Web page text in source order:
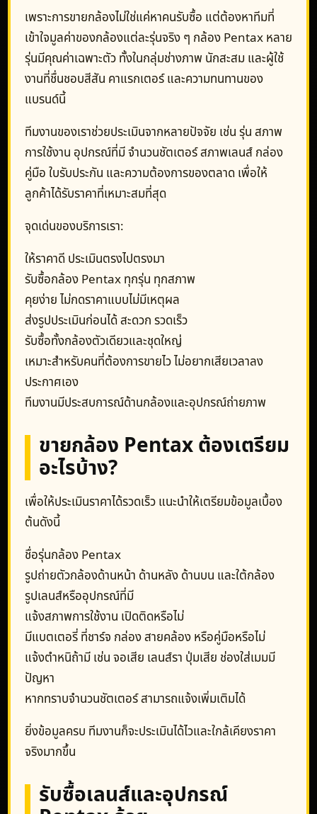
เพราะการขายกล้องไม่ใช่แค่หาคนรับซื้อ แต่ต้องหาทีมที่
เข้าใจมูลค่าของกล้องแต่ละรุ่นจริง ๆ กล้อง Pentax หลาย
รุ่นมีคุณค่าเฉพาะตัว ทั้งในกลุ่มช่างภาพ นักสะสม และผู้ใช้
งานที่ชื่นชอบสีสัน คาแรกเตอร์ และความทนทานของ
แบรนด์นี้
ทีมงานของเราช่วยประเมินจากหลายปัจจัย เช่น รุ่น สภาพ
การใช้งาน อุปกรณ์ที่มี จำนวนชัตเตอร์ สภาพเลนส์ กล่อง
คู่มือ ใบรับประกัน และความต้องการของตลาด เพื่อให้
ลูกค้าได้รับราคาที่เหมาะสมที่สุด
จุดเด่นของบริการเรา:
ให้ราคาดี ประเมินตรงไปตรงมา
รับซื้อกล้อง Pentax ทุกรุ่น ทุกสภาพ
คุยง่าย ไม่กดราคาแบบไม่มีเหตุผล
ส่งรูปประเมินก่อนได้ สะดวก รวดเร็ว
รับซื้อทั้งกล้องตัวเดียวและชุดใหญ่
เหมาะสำหรับคนที่ต้องการขายไว ไม่อยากเสียเวลาลง
ประกาศเอง
ทีมงานมีประสบการณ์ด้านกล้องและอุปกรณ์ถ่ายภาพ
ขายกล้อง Pentax ต้องเตรียม
อะไรบ้าง?
เพื่อให้ประเมินราคาได้รวดเร็ว แนะนำให้เตรียมข้อมูลเบื้อง
ต้นดังนี้
ชื่อรุ่นกล้อง Pentax
รูปถ่ายตัวกล้องด้านหน้า ด้านหลัง ด้านบน และใต้กล้อง
รูปเลนส์หรืออุปกรณ์ที่มี
แจ้งสภาพการใช้งาน เปิดติดหรือไม่
มีแบตเตอรี่ ที่ชาร์จ กล่อง สายคล้อง หรือคู่มือหรือไม่
แจ้งตำหนิถ้ามี เช่น จอเสีย เลนส์รา ปุ่มเสีย ช่องใส่เมมมี
ปัญหา
หากทราบจำนวนชัตเตอร์ สามารถแจ้งเพิ่มเติมได้
ยิ่งข้อมูลครบ ทีมงานก็จะประเมินได้ไวและใกล้เคียงราคา
จริงมากขึ้น
รับซื้อเลนส์และอุปกรณ์